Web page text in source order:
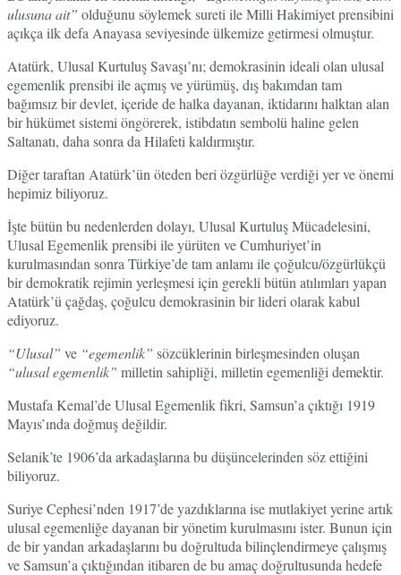
ulusuna ait” olduğunu söylemek sureti ile Milli Hakimiyet prensibini
açıkça ilk defa Anayasa seviyesinde ülkemize getirmesi olmuştur.
Atatürk, Ulusal Kurtuluş Savaşı’nı; demokrasinin ideali olan ulusal
egemenlik prensibi ile açmış ve yürümüş, dış bakımdan tam
bağımsız bir devlet, içeride de halka dayanan, iktidarını halktan alan
bir hükümet sistemi öngörerek, istibdatın sembolü haline gelen
Saltanatı, daha sonra da Hilafeti kaldırmıştır.
Diğer taraftan Atatürk’ün öteden beri özgürlüğe verdiği yer ve önemi
hepimiz biliyoruz.
İşte bütün bu nedenlerden dolayı, Ulusal Kurtuluş Mücadelesini,
Ulusal Egemenlik prensibi ile yürüten ve Cumhuriyet’in
kurulmasından sonra Türkiye’de tam anlamı ile çoğulcu/özgürlükçü
bir demokratik rejimin yerleşmesi için gerekli bütün atılımları yapan
Atatürk’ü çağdaş, çoğulcu demokrasinin bir lideri olarak kabul
ediyoruz.
“Ulusal” ve “egemenlik” sözcüklerinin birleşmesinden oluşan
“ulusal egemenlik” milletin sahipliği, milletin egemenliği demektir.
Mustafa Kemal’de Ulusal Egemenlik fikri, Samsun’a çıktığı 1919
Mayıs’ında doğmuş değildir.
Selanik’te 1906’da arkadaşlarına bu düşüncelerinden söz ettiğini
biliyoruz.
Suriye Cephesi’nden 1917’de yazdıklarına ise mutlakiyet yerine artık
ulusal egemenliğe dayanan bir yönetim kurulmasını ister. Bunun için
de bir yandan arkadaşlarını bu doğrultuda bilinçlendirmeye çalışmış
ve Samsun’a çıktığından itibaren de bu amaç doğrultusunda hedefe